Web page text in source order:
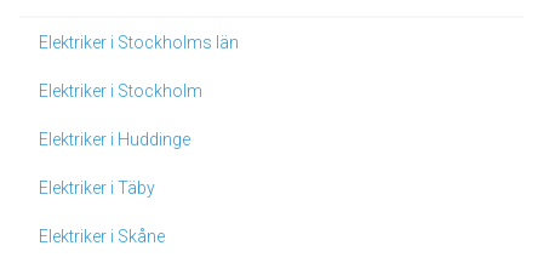
Elektriker i Stockholms län
Elektriker i Stockholm
Elektriker i Huddinge
Elektriker i Täby
Elektriker i Skåne